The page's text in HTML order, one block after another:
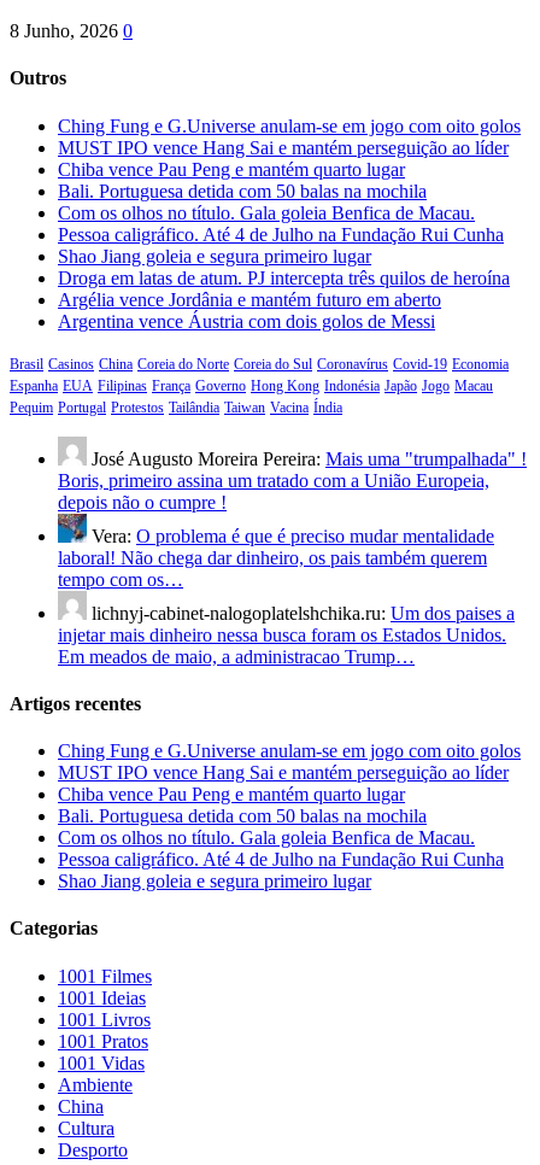
8 Junho, 2026 0
Outros
Ching Fung e G.Universe anulam-se em jogo com oito golos
MUST IPO vence Hang Sai e mantém perseguição ao líder
Chiba vence Pau Peng e mantém quarto lugar
Bali. Portuguesa detida com 50 balas na mochila
Com os olhos no título. Gala goleia Benfica de Macau.
Pessoa caligráfico. Até 4 de Julho na Fundação Rui Cunha
Shao Jiang goleia e segura primeiro lugar
Droga em latas de atum. PJ intercepta três quilos de heroína
Argélia vence Jordânia e mantém futuro em aberto
Argentina vence Áustria com dois golos de Messi
Brasil Casinos China Coreia do Norte Coreia do Sul Coronavírus Covid-19 Economia
Espanha EUA Filipinas França Governo Hong Kong Indonésia Japão Jogo Macau
Pequim Portugal Protestos Tailândia Taiwan Vacina Índia
José Augusto Moreira Pereira: Mais uma "trumpalhada" !
Boris, primeiro assina um tratado com a União Europeia,
depois não o cumpre !
Vera: O problema é que é preciso mudar mentalidade
laboral! Não chega dar dinheiro, os pais também querem
tempo com os…
lichnyj-cabinet-nalogoplatelshchika.ru: Um dos paises a
injetar mais dinheiro nessa busca foram os Estados Unidos.
Em meados de maio, a administracao Trump…
Artigos recentes
Ching Fung e G.Universe anulam-se em jogo com oito golos
MUST IPO vence Hang Sai e mantém perseguição ao líder
Chiba vence Pau Peng e mantém quarto lugar
Bali. Portuguesa detida com 50 balas na mochila
Com os olhos no título. Gala goleia Benfica de Macau.
Pessoa caligráfico. Até 4 de Julho na Fundação Rui Cunha
Shao Jiang goleia e segura primeiro lugar
Categorias
1001 Filmes
1001 Ideias
1001 Livros
1001 Pratos
1001 Vidas
Ambiente
China
Cultura
Desporto